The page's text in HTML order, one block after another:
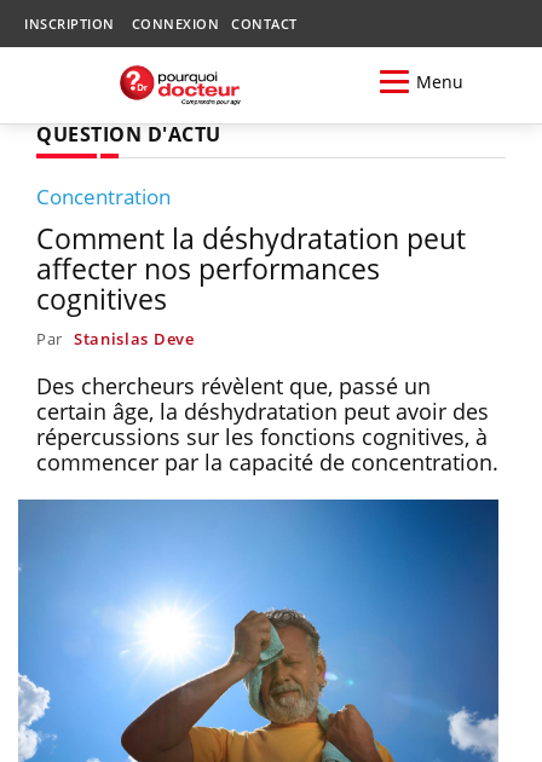
INSCRIPTION CONNEXION CONTACT
Menu
QUESTION D'ACTU
Concentration
Comment la déshydratation peut
affecter nos performances
cognitives
Par Stanislas Deve
Des chercheurs révèlent que, passé un
certain âge, la déshydratation peut avoir des
répercussions sur les fonctions cognitives, à
commencer par la capacité de concentration.